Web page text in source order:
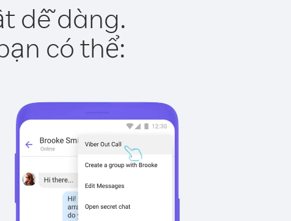
dễ dàng.
có thể: